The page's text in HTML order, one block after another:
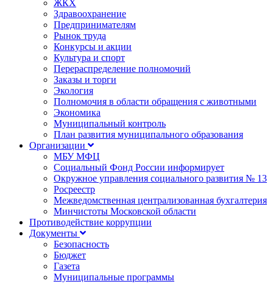
ЖКХ
Здравоохранение
Предпринимателям
Рынок труда
Конкурсы и акции
Культура и спорт
Перераспределение полномочий
Заказы и торги
Экология
Полномочия в области обращения с животными
Экономика
Муниципальный контроль
План развития муниципального образования
Организации
МБУ МФЦ
Социальный Фонд России информирует
Окружное управления социального развития № 13
Росреестр
Межведомственная централизованная бухгалтерия
Минчистоты Московской области
Противодействие коррупции
Документы
Безопасность
Бюджет
Газета
Муниципальные программы